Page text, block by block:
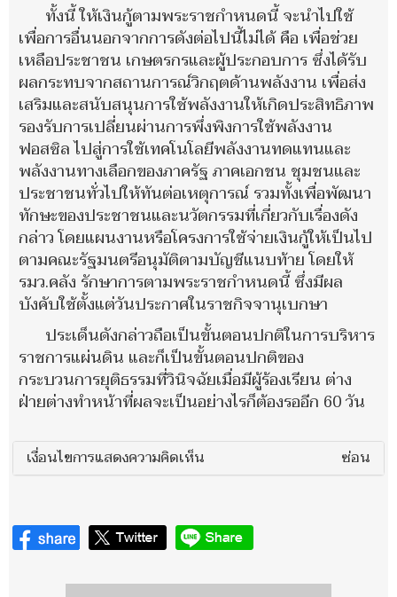
ทั้งนี้ ให้เงินกู้ตามพระราชกำหนดนี้ จะนำไปใช้
เพื่อการอื่นนอกจากการดังต่อไปนี้ไม่ได้ คือ เพื่อช่วย
เหลือประชาชน เกษตรกรและผู้ประกอบการ ซึ่งได้รับ
ผลกระทบจากสถานการณ์วิกฤตด้านพลังงาน เพื่อส่ง
เสริมและสนับสนุนการใช้พลังงานให้เกิดประสิทธิภาพ
รองรับการเปลี่ยนผ่านการพึ่งพิงการใช้พลังงาน
ฟอสซิล ไปสู่การใช้เทคโนโลยีพลังงานทดแทนและ
พลังงานทางเลือกของภาครัฐ ภาคเอกชน ชุมชนและ
ประชาชนทั่วไปให้ทันต่อเหตุการณ์ รวมทั้งเพื่อพัฒนา
ทักษะของประชาชนและนวัตกรรมที่เกี่ยวกับเรื่องดัง
กล่าว โดยแผนงานหรือโครงการใช้จ่ายเงินกู้ให้เป็นไป
ตามคณะรัฐมนตรีอนุมัติตามบัญชีแนบท้าย โดยให้
รมว.คลัง รักษาการตามพระราชกำหนดนี้ ซึ่งมีผล
บังคับใช้ตั้งแต่วันประกาศในราชกิจจานุเบกษา
ประเด็นดังกล่าวถือเป็นขั้นตอนปกติในการบริหาร
ราชการแผ่นดิน และก็เป็นขั้นตอนปกติของ
กระบวนการยุติธรรมที่วินิจฉัยเมื่อมีผู้ร้องเรียน ต่าง
ฝ่ายต่างทำหน้าที่ผลจะเป็นอย่างไรก็ต้องรออีก 60 วัน
เงื่อนไขการแสดงความคิดเห็น ซ่อน